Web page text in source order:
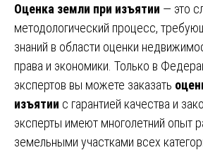
Оценка земли при изъятии — это
методологический процесс,
знаний в области оценки
права и экономики. Только в
экспертов вы можете заказать
изъятии с гарантией качества и
эксперты имеют многолетний опыт
земельными участками всех